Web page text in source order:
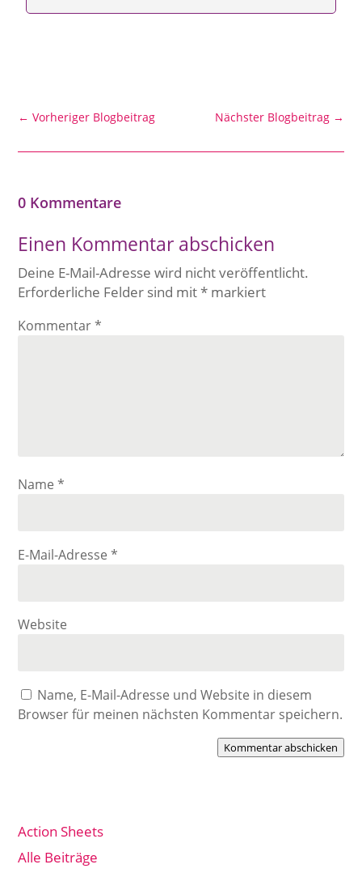
←Vorheriger Blogbeitrag Nächster Blogbeitrag→
0 Kommentare
Einen Kommentar abschicken
Deine E-Mail-Adresse wird nicht veröffentlicht.
Erforderliche Felder sind mit* markiert
Kommentar*
Name*
E-Mail-Adresse*
Website
Name, E-Mail-Adresse und Website in diesem
Browser für meinen nächsten Kommentar speichern.
Kommentar abschicken
Action Sheets
Alle Beiträge